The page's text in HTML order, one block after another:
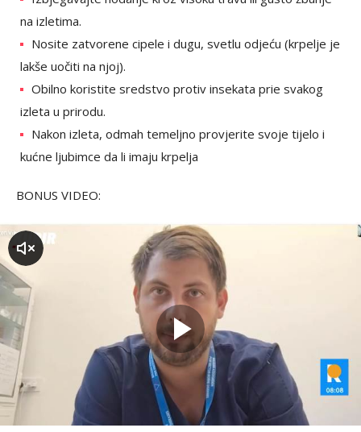
na izletima.
Nosite zatvorene cipele i dugu, svetlu odjeću (krpelje je
lakše uočiti na njoj).
Obilno koristite sredstvo protiv insekata prie svakog
izleta u prirodu.
Nakon izleta, odmah temeljno provjerite svoje tijelo i
kućne ljubimce da li imaju krpelja
BONUS VIDEO: